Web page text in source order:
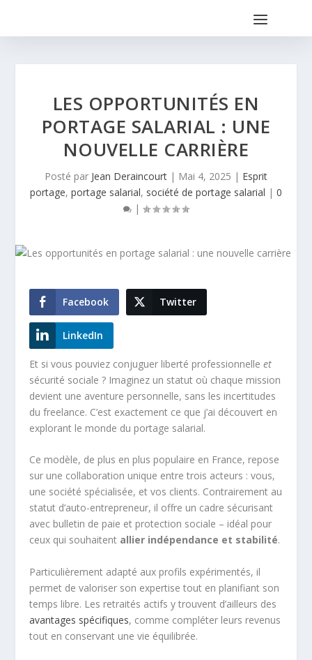
LES OPPORTUNITÉS EN
PORTAGE SALARIAL : UNE
NOUVELLE CARRIÈRE
Posté par Jean Deraincourt | Mai 4, 2025 | Esprit
portage, portage salarial, société de portage salarial | 0
|
Facebook Twitter
LinkedIn
Et si vous pouviez conjuguer liberté professionnelleet
sécurité sociale ? Imaginez un statut où chaque mission
devient une aventure personnelle, sans les incertitudes
du freelance. C’est exactement ce que j’ai découvert en
explorant le monde du portage salarial.
Ce modèle, de plus en plus populaire en France, repose
sur une collaboration unique entre trois acteurs : vous,
une société spécialisée, et vos clients. Contrairement au
statut d’auto-entrepreneur, il offre un cadre sécurisant
avec bulletin de paie et protection sociale – idéal pour
ceux qui souhaitent allier indépendance et stabilité.
Particulièrement adapté aux profils expérimentés, il
permet de valoriser son expertise tout en planifiant son
temps libre. Les retraités actifs y trouvent d’ailleurs des
avantages spécifiques, comme compléter leurs revenus
tout en conservant une vie équilibrée.